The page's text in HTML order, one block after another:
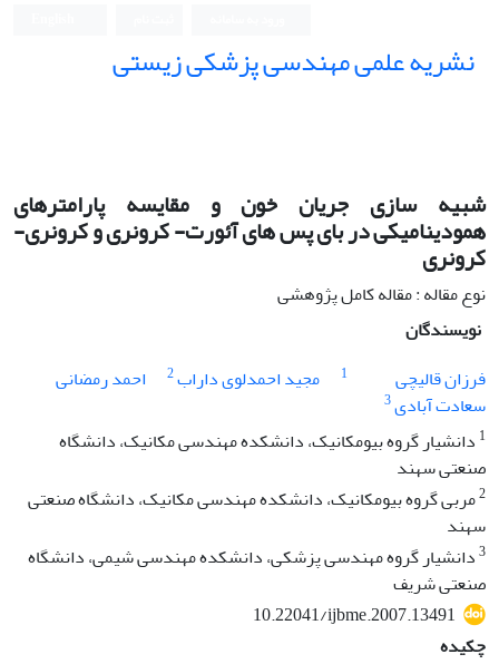
نشریه علمی مهندسی پزشکی زیستی
شبیه سازی جریان خون و مقایسه پارامترهای
همودینامیکی در بای پس های آئورت- کرونری و کرونری-
کرونری
نوع مقاله : مقاله کامل پژوهشی
نویسندگان
فرزان قالیچی
1 مجید احمدلوی داراب2
احمد رمضانی
سعادت آبادی3
1 دانشیار گروه بیومکانیک، دانشکده مهندسی مکانیک، دانشگاه
صنعتی سهند
2مربی گروه بیومکانیک، دانشکده مهندسی مکانیک، دانشگاه صنعتی
سهند
3دانشیار گروه مهندسی پزشکی، دانشکده مهندسی شیمی، دانشگاه
صنعتی شریف
10.22041/ijbme.2007.13491
چکیده